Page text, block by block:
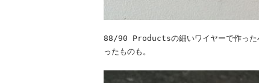
88/90 Productsの細いワイヤーで作った
ったものも。